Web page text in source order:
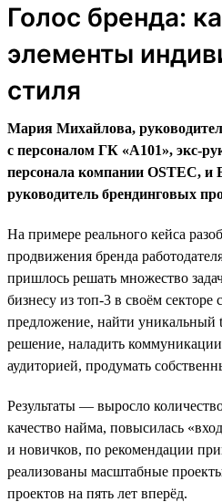
Голос бренда:
элементы
стиля
Мария Михайлова,
с персоналом ГК «А101», экс-
персонала компании OSTEC, и
руководитель брендинговых
На примере реального кейса
продвижения бренда
пришлось решать множество
бизнесу из топ-3 в своём
предложение, найти уникальный
решение, наладить коммуникации
аудиторией, продумать
Результаты — выросло
качество найма, повысилась
и новичков, по рекомендации
реализованы масштабные
проектов на пять лет вперёд.